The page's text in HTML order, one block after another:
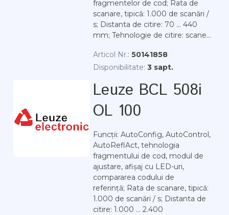
fragmentelor de cod; Rata de
scanare, tipică: 1.000 de scanări /
s; Distanta de citire: 70 ... 440
mm; Tehnologie de citire: scane...
Articol Nr.: 50141858
Disponibilitate: 3 sapt.
Leuze BCL 508i
OL 100
Funcții: AutoConfig, AutoControl,
AutoReflAct, tehnologia
fragmentului de cod, modul de
ajustare, afișaj cu LED-uri,
compararea codului de
referință; Rata de scanare, tipică:
1.000 de scanări / s; Distanta de
citire: 1.000 ... 2.400